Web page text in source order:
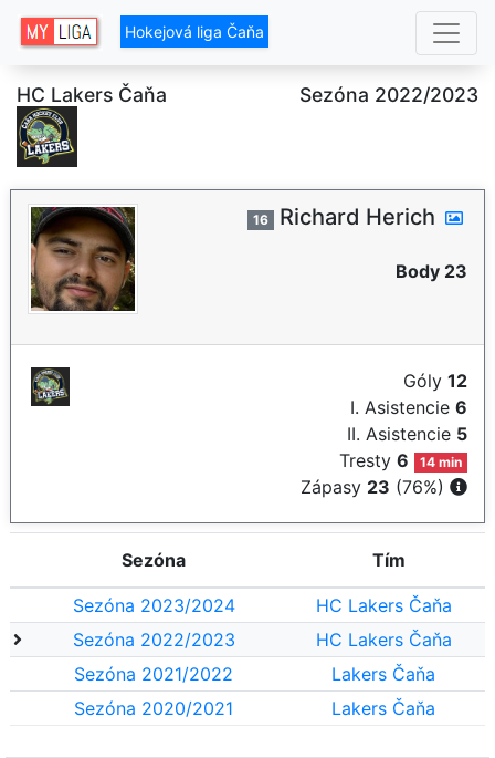
Hokejová liga Čaňa
HC Lakers Čaňa Sezóna 2022/2023
16 Richard Herich
Body 23
Góly 12
I. Asistencie 6
II. Asistencie 5
Tresty6 14 min
Zápasy 23 (76%)
Sezóna Tím
Sezóna 2023/2024
HC Lakers Čaňa
Sezóna 2022/2023
HC Lakers Čaňa
Sezóna 2021/2022
Lakers Čaňa
Sezóna 2020/2021
Lakers Čaňa